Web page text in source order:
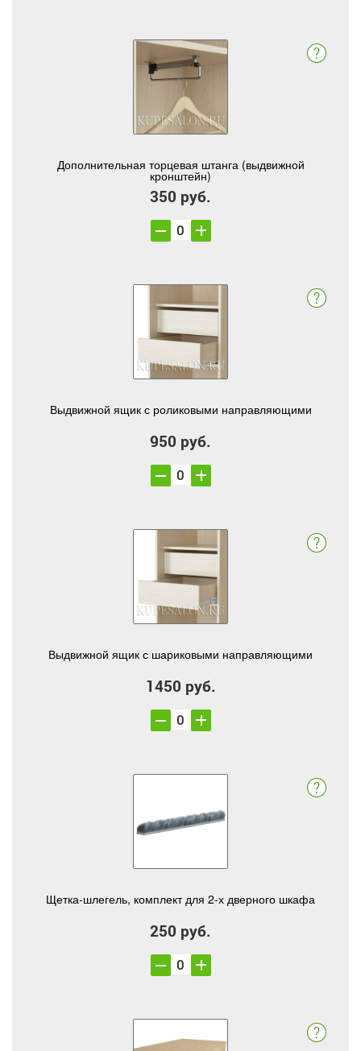
Дополнительная торцевая штанга (выдвижной
кронштейн)
350 руб.
Выдвижной ящик с роликовыми направляющими
950 руб.
Выдвижной ящик с шариковыми направляющими
1450 руб.
Щетка-шлегель, комплект для 2-х дверного шкафа
250 руб.